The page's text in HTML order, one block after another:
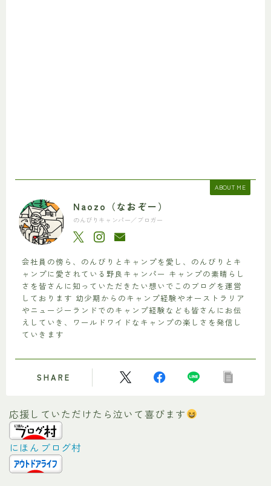
ABOUT ME
Naozo（なおぞー）
のんびりキャンパー／ブロガー
会社員の傍ら、のんびりとキャンプを愛し、のんびりとキ
ャンプに愛されている野良キャンパー キャンプの素晴らし
さを皆さんに知っていただきたい想いでこのブログを運営
しております 幼少期からのキャンプ経験やオーストラリア
やニュージーランドでのキャンプ経験なども皆さんにお伝
えしていき、ワールドワイドなキャンプの楽しさを発信し
ていきます
SHARE
応援していただけたら泣いて喜びます
にほんブログ村